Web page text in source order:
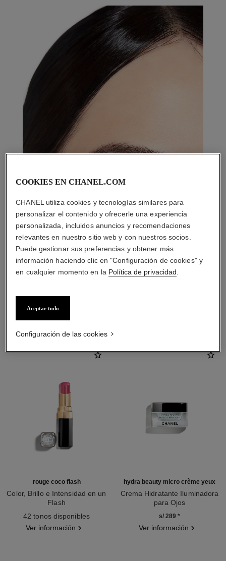
LA COMBINACIÓN PERFECTA
rouge coco flash
Color, Brillo e Intensidad en un
Flash
42 tonos disponibles
Ver información
hydra beauty micro crème yeux
Crema Hidratante Iluminadora
para Ojos
s/ 289 *
Ver información
COOKIES EN CHANEL.COM
CHANEL utiliza cookies y tecnologías similares para
personalizar el contenido y ofrecerle una experiencia
personalizada, incluidos anuncios y recomendaciones
relevantes en nuestro sitio web y con nuestros socios.
Puede gestionar sus preferencias y obtener más
información haciendo clic en "Configuración de cookies" y
en cualquier momento en la Política de privacidad
Aceptar todo
Configuración de las cookies